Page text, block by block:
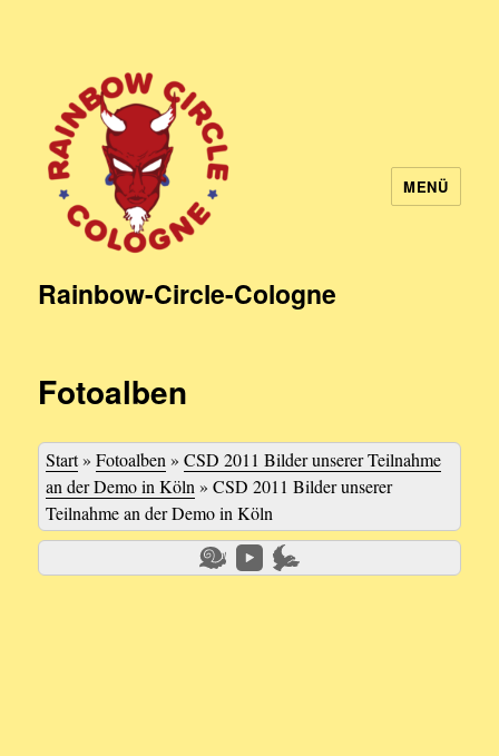
Rainbow-Circle-Cologne
MENÜ
Fotoalben
Start»Fotoalben »CSD 2011 Bilder unserer Teilnahme
an der Demo in Köln »CSD 2011 Bilder unserer
Teilnahme an der Demo in Köln